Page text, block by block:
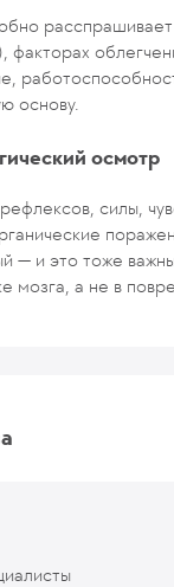
факторах
основу.
осмотр
силы,
— и это тоже
мозга, а не в